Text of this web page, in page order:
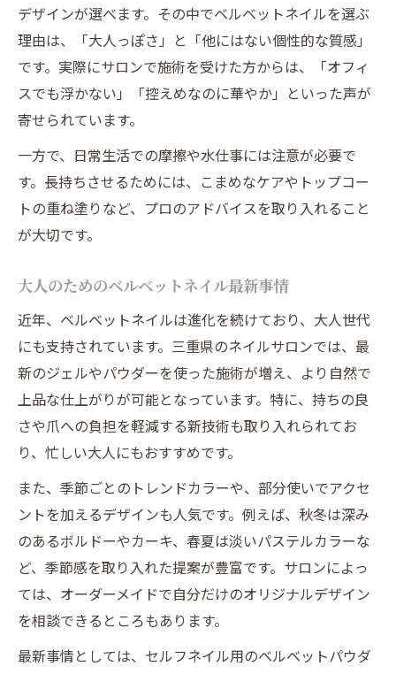
デザインが選べます。その中でベルベットネイルを選ぶ
理由は、「大人っぽさ」と「他にはない個性的な質感」
です。実際にサロンで施術を受けた方からは、「オフィ
スでも浮かない」「控えめなのに華やか」といった声が
寄せられています。
一方で、日常生活での摩擦や水仕事には注意が必要で
す。長持ちさせるためには、こまめなケアやトップコー
トの重ね塗りなど、プロのアドバイスを取り入れること
が大切です。
大人のためのベルベットネイル最新事情
近年、ベルベットネイルは進化を続けており、大人世代
にも支持されています。三重県のネイルサロンでは、最
新のジェルやパウダーを使った施術が増え、より自然で
上品な仕上がりが可能となっています。特に、持ちの良
さや爪への負担を軽減する新技術も取り入れられてお
り、忙しい大人にもおすすめです。
また、季節ごとのトレンドカラーや、部分使いでアクセ
ントを加えるデザインも人気です。例えば、秋冬は深み
のあるボルドーやカーキ、春夏は淡いパステルカラーな
ど、季節感を取り入れた提案が豊富です。サロンによっ
ては、オーダーメイドで自分だけのオリジナルデザイン
を相談できるところもあります。
最新事情としては、セルフネイル用のベルベットパウダ